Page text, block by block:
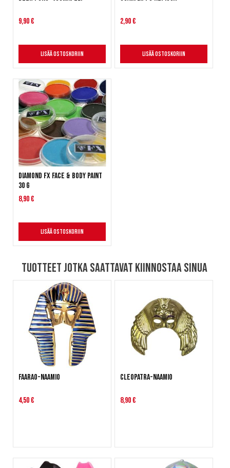
9,90 €
Lisää ostoskoriin
2,90 €
Lisää ostoskoriin
Diamond FX Face & Body Paint
30 g
8,90 €
Lisää ostoskoriin
Tuotteet jotka saattavat kiinnostaa sinua
Faarao-naamio
4,50 €
Cleopatra-naamio
8,90 €